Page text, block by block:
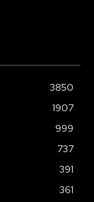
3850
1907
999
737
391
361